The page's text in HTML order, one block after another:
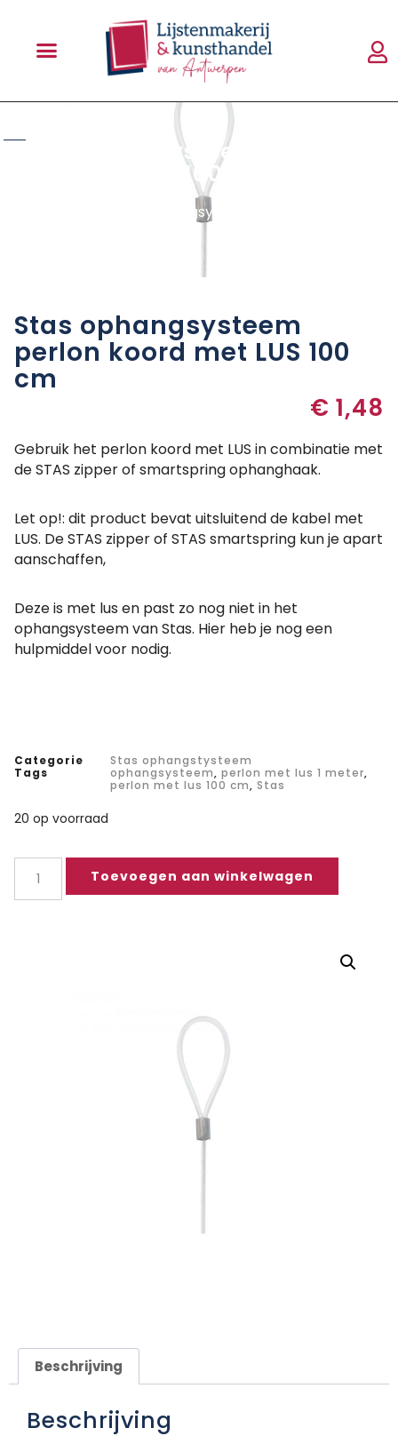
Stas ophangsysteem perlon
koord met LUS 100 cm
Stas ophangsysteem perlon koord
Stas ophangsysteem
perlon koord met LUS 100
cm
€ 1,48
Gebruik het perlon koord met LUS in combinatie met
de STAS zipper of smartspring ophanghaak.
Let op!: dit product bevat uitsluitend de kabel met
LUS. De STAS zipper of STAS smartspring kun je apart
aanschaffen,
Deze is met lus en past zo nog niet in het
ophangsysteem van Stas. Hier heb je nog een
hulpmiddel voor nodig.
Categorie
Stas ophangstysteem
Tags
ophangsysteem, perlon met lus 1 meter,
perlon met lus 100 cm, Stas
20 op voorraad
Toevoegen aan winkelwagen
Beschrijving
Beschrijving